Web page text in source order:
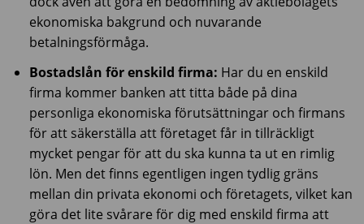
ekonomiska bakgrund och nuvarande
betalningsförmåga.
Bostadslån för enskild firma: Har du en enskild
firma kommer banken att titta både på dina
personliga ekonomiska förutsättningar och firmans
för att säkerställa att företaget får in tillräckligt
mycket pengar för att du ska kunna ta ut en rimlig
lön. Men det finns egentligen ingen tydlig gräns
mellan din privata ekonomi och företagets, vilket kan
göra det lite svårare för dig med enskild firma att